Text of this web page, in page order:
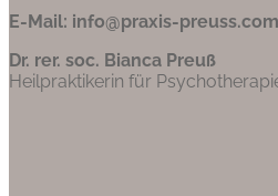
E-Mail: info@praxis-preuss.com
Dr. rer. soc. Bianca Preuß
Heilpraktikerin für